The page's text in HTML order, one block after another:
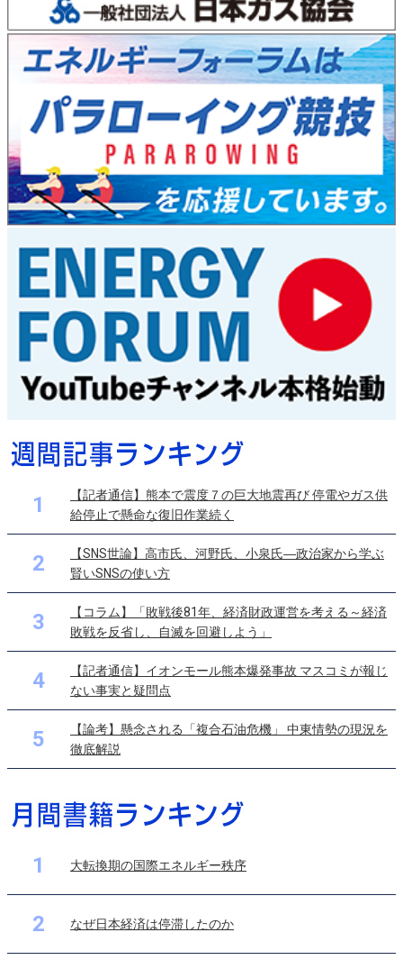
1
【記者通信】熊本で震度７の巨大地震再び 停電やガス供
給停止で懸命な復旧作業続く
2
【SNS世論】高市氏、河野氏、小泉氏―政治家から学ぶ
賢いSNSの使い方
3
【コラム】「敗戦後81年、経済財政運営を考える～経済
敗戦を反省し、自滅を回避しよう」
4
【記者通信】イオンモール熊本爆発事故 マスコミが報じ
ない事実と疑問点
5
【論考】懸念される「複合石油危機」 中東情勢の現況を
徹底解説
1 大転換期の国際エネルギー秩序
2 なぜ日本経済は停滞したのか